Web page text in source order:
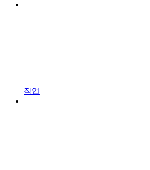
작업